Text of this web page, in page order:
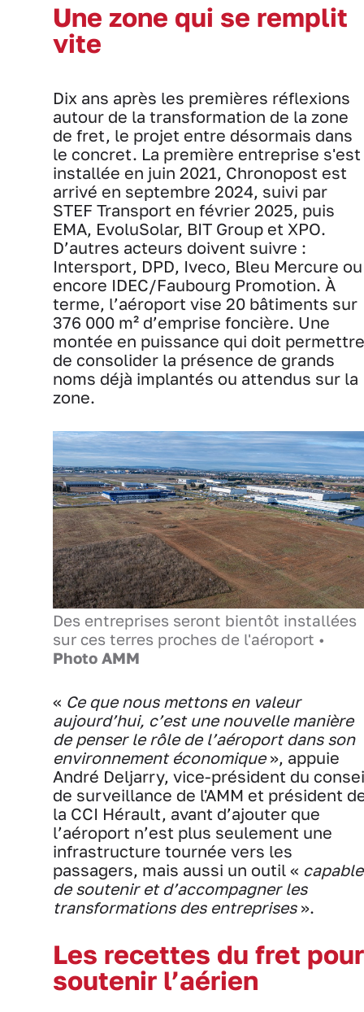
Une zone qui se remplit
vite
Dix ans après les premières réflexions
autour de la transformation de la zone
de fret, le projet entre désormais dans
le concret. La première entreprise s'est
installée en juin 2021, Chronopost est
arrivé en septembre 2024, suivi par
STEF Transport en février 2025, puis
EMA, EvoluSolar, BIT Group et XPO.
D’autres acteurs doivent suivre :
Intersport, DPD, Iveco, Bleu Mercure ou
encore IDEC/Faubourg Promotion. À
terme, l’aéroport vise 20 bâtiments sur
376 000 m² d’emprise foncière. Une
montée en puissance qui doit permettre
de consolider la présence de grands
noms déjà implantés ou attendus sur la
zone.
Des entreprises seront bientôt installées
sur ces terres proches de l'aéroport •
Photo AMM
« Ce que nous mettons en valeur
aujourd’hui, c’est une nouvelle manière
de penser le rôle de l’aéroport dans son
environnement économique», appuie
André Deljarry, vice-président du
de surveillance de l'AMM et président
la CCI Hérault, avant d’ajouter que
l’aéroport n’est plus seulement une
infrastructure tournée vers les
passagers, mais aussi un outil « capable
de soutenir et d’accompagner les
transformations des entreprises».
Les recettes du fret pour
soutenir l’aérien